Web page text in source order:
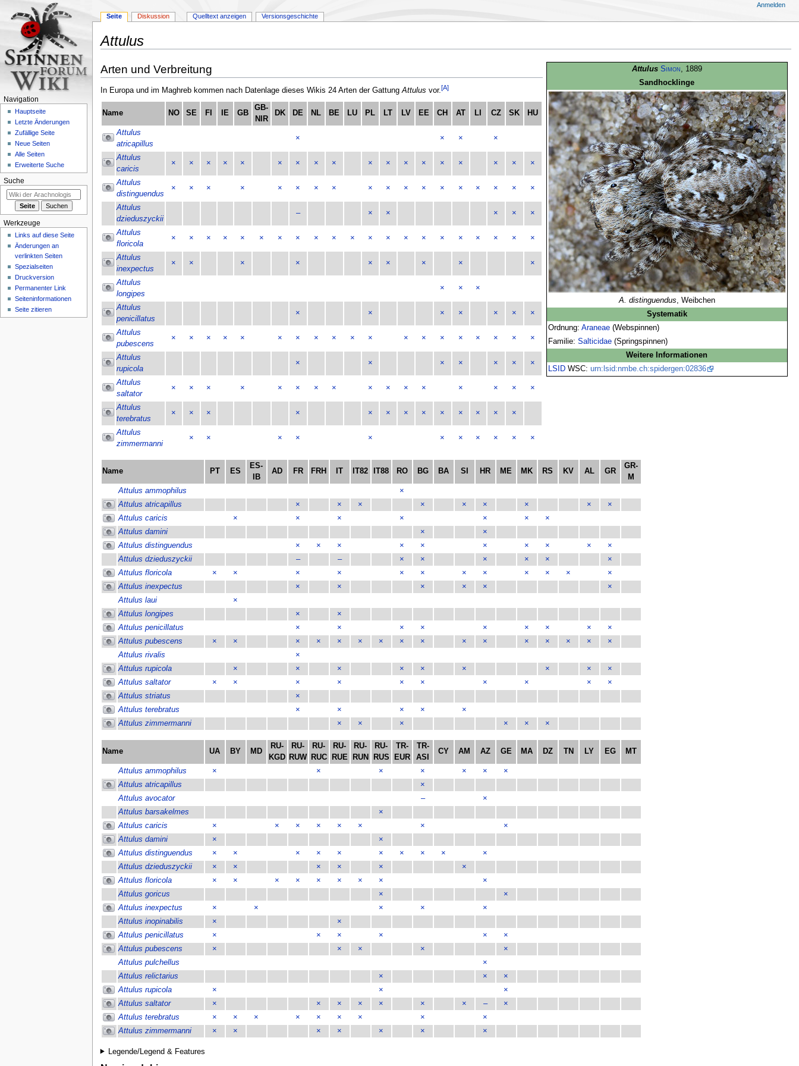
Attulus
Navigation
springen
Suche
springen
Attulus Simon, 1889
Sandhocklinge
A. distinguendus, Weibchen
Systematik
Ordnung: Araneae(Webspinnen)
Familie: Salticidae(Springspinnen)
Weitere Informationen
LSIDWSC: urn:lsid:nmbe.ch:spidergen:02836
Arten und Verbreitung
In Europa und im Maghreb kommen nach Datenlage dieses Wikis 24 Arten der GattungAttulus vor.[A]
Name NO SE FI IE GB
GB-
NIR
DK DE NL BE LU PL LT LV EE CH AT LI CZ SK HU
Attulus
atricapillus
× × × ×
Attulus
caricis
× × × × × × × × × × × × × × × × × ×
Attulus
distinguendus
× × × × × × × × × × × × × × × × × ×
Attulus
dzieduszyckii
– × × × × ×
Attulus
floricola
× × × × × × × × × × × × × × × × × × × × ×
Attulus
inexpectus
× × × × × × × × ×
Attulus
longipes
× × ×
Attulus
penicillatus
× × × × × × ×
Attulus
pubescens
× × × × × × × × × × × × × × × × × × ×
Attulus
rupicola
× × × × × × ×
Attulus
saltator
× × × × × × × × × × × × × × × ×
Attulus
terebratus
× × × × × × × × × × × × ×
Attulus
zimmermanni
× × × × × × × × × × ×
Name PT ES
ES-
IB
AD FR FRH IT IT82 IT88 RO BG BA SI HR ME MK RS KV AL GR
GR-
M
Attulus ammophilus
×
Attulus atricapillus
× × × × × × × ×
×
Attulus caricis
× × × × × ×
×
Attulus damini
×
×
Attulus distinguendus
× × × × × × × × ×
×
Attulus dzieduszyckii
– – × × × × ×
×
Attulus floricola
× × × × × × × × × × ×
×
Attulus inexpectus
× × × × ×
×
Attulus laui
×
Attulus longipes
×
×
Attulus penicillatus
× × × × × × × ×
×
Attulus pubescens
× × × × × × × × × × × × × × ×
×
Attulus rivalis
×
Attulus rupicola
× × × × × × × ×
×
Attulus saltator
× × × × × × × × ×
×
Attulus striatus
×
Attulus terebratus
× × × ×
×
Attulus zimmermanni
× × × × × ×
Name UA BY MD
RU-
KGD
RU-
RUW
RU-
RUC
RU-
RUE
RU-
RUN
RU-
RUS
TR-
EUR
TR-
ASI
CY AM AZ GE MA DZ TN LY EG MT
Attulus ammophilus × × × × × ×
×
Attulus atricapillus
×
Attulus avocator
–
×
Attulus barsakelmes
×
Attulus caricis
× × × × × × ×
×
Attulus damini
×
×
Attulus distinguendus
× × × × × × × × ×
×
Attulus dzieduszyckii
× × × × ×
×
Attulus floricola
× × × × × × × ×
×
Attulus goricus
×
×
Attulus inexpectus
× × × ×
×
Attulus inopinabilis
×
×
Attulus penicillatus
× × × × ×
×
Attulus pubescens
× × × ×
×
Attulus pulchellus
×
Attulus relictarius
× ×
×
Attulus rupicola
× ×
×
Attulus saltator
× × × × × × × –
×
Attulus terebratus
× × × × × × × ×
×
Attulus zimmermanni
× × × × × × ×
Legende/Legend & Features
Seite Diskussion Quelltext anzeigen Versionsgeschichte
Anmelden
Navigation
Hauptseite
Letzte Änderungen
Zufällige Seite
Neue Seiten
Alle Seiten
Erweiterte Suche
Suche
Werkzeuge
Links auf diese Seite
Änderungen an
verlinkten Seiten
Spezialseiten
Druckversion
Permanenter Link
Seiten­­informationen
Seite zitieren